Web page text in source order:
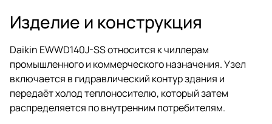
Изделие и конструкция
Daikin EWWD140J-SS относится к чиллерам
промышленного и коммерческого назначения. Узел
включается в гидравлический контур здания и
передаёт холод теплоносителю, который затем
распределяется по внутренним потребителям.